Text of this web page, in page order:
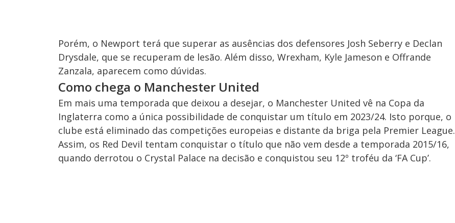
Porém, o Newport terá que superar as ausências dos defensores Josh Seberry e Declan
Drysdale, que se recuperam de lesão. Além disso, Wrexham, Kyle Jameson e Offrande
Zanzala, aparecem como dúvidas.
Como chega o Manchester United
Em mais uma temporada que deixou a desejar, o Manchester United vê na Copa da
Inglaterra como a única possibilidade de conquistar um título em 2023/24. Isto porque, o
clube está eliminado das competições europeias e distante da briga pela Premier League.
Assim, os Red Devil tentam conquistar o título que não vem desde a temporada 2015/16,
quando derrotou o Crystal Palace na decisão e conquistou seu 12º troféu da ‘FA Cup’.